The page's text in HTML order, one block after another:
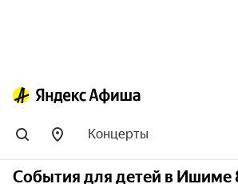
Концерты
События для детей в Ишиме